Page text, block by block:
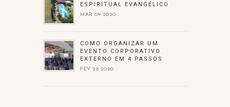
ESPIRITUAL EVANGÉLICO
MAR 09 2020
COMO ORGANIZAR UM
EVENTO CORPORATIVO
EXTERNO EM 4 PASSOS
FEV 28 2020